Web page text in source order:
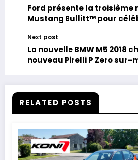
Ford présente la troisième
Mustang Bullitt™ pour
Next post
La nouvelle BMW M5 2018
nouveau Pirelli P Zero sur-
RELATED POSTS